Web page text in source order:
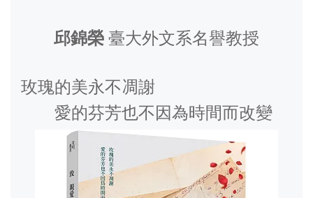
邱錦榮 臺大外文系名譽教授
玫瑰的美永不凋謝
愛的芬芳也不因為時間而改變